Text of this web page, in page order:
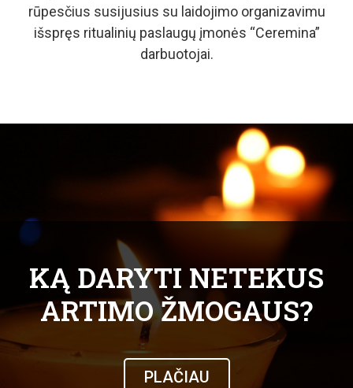
rūpesčius susijusius su laidojimo organizavimu
išspręs ritualinių paslaugų įmonės “Ceremina”
darbuotojai.
KĄ DARYTI NETEKUS
ARTIMO ŽMOGAUS?
PLAČIAU